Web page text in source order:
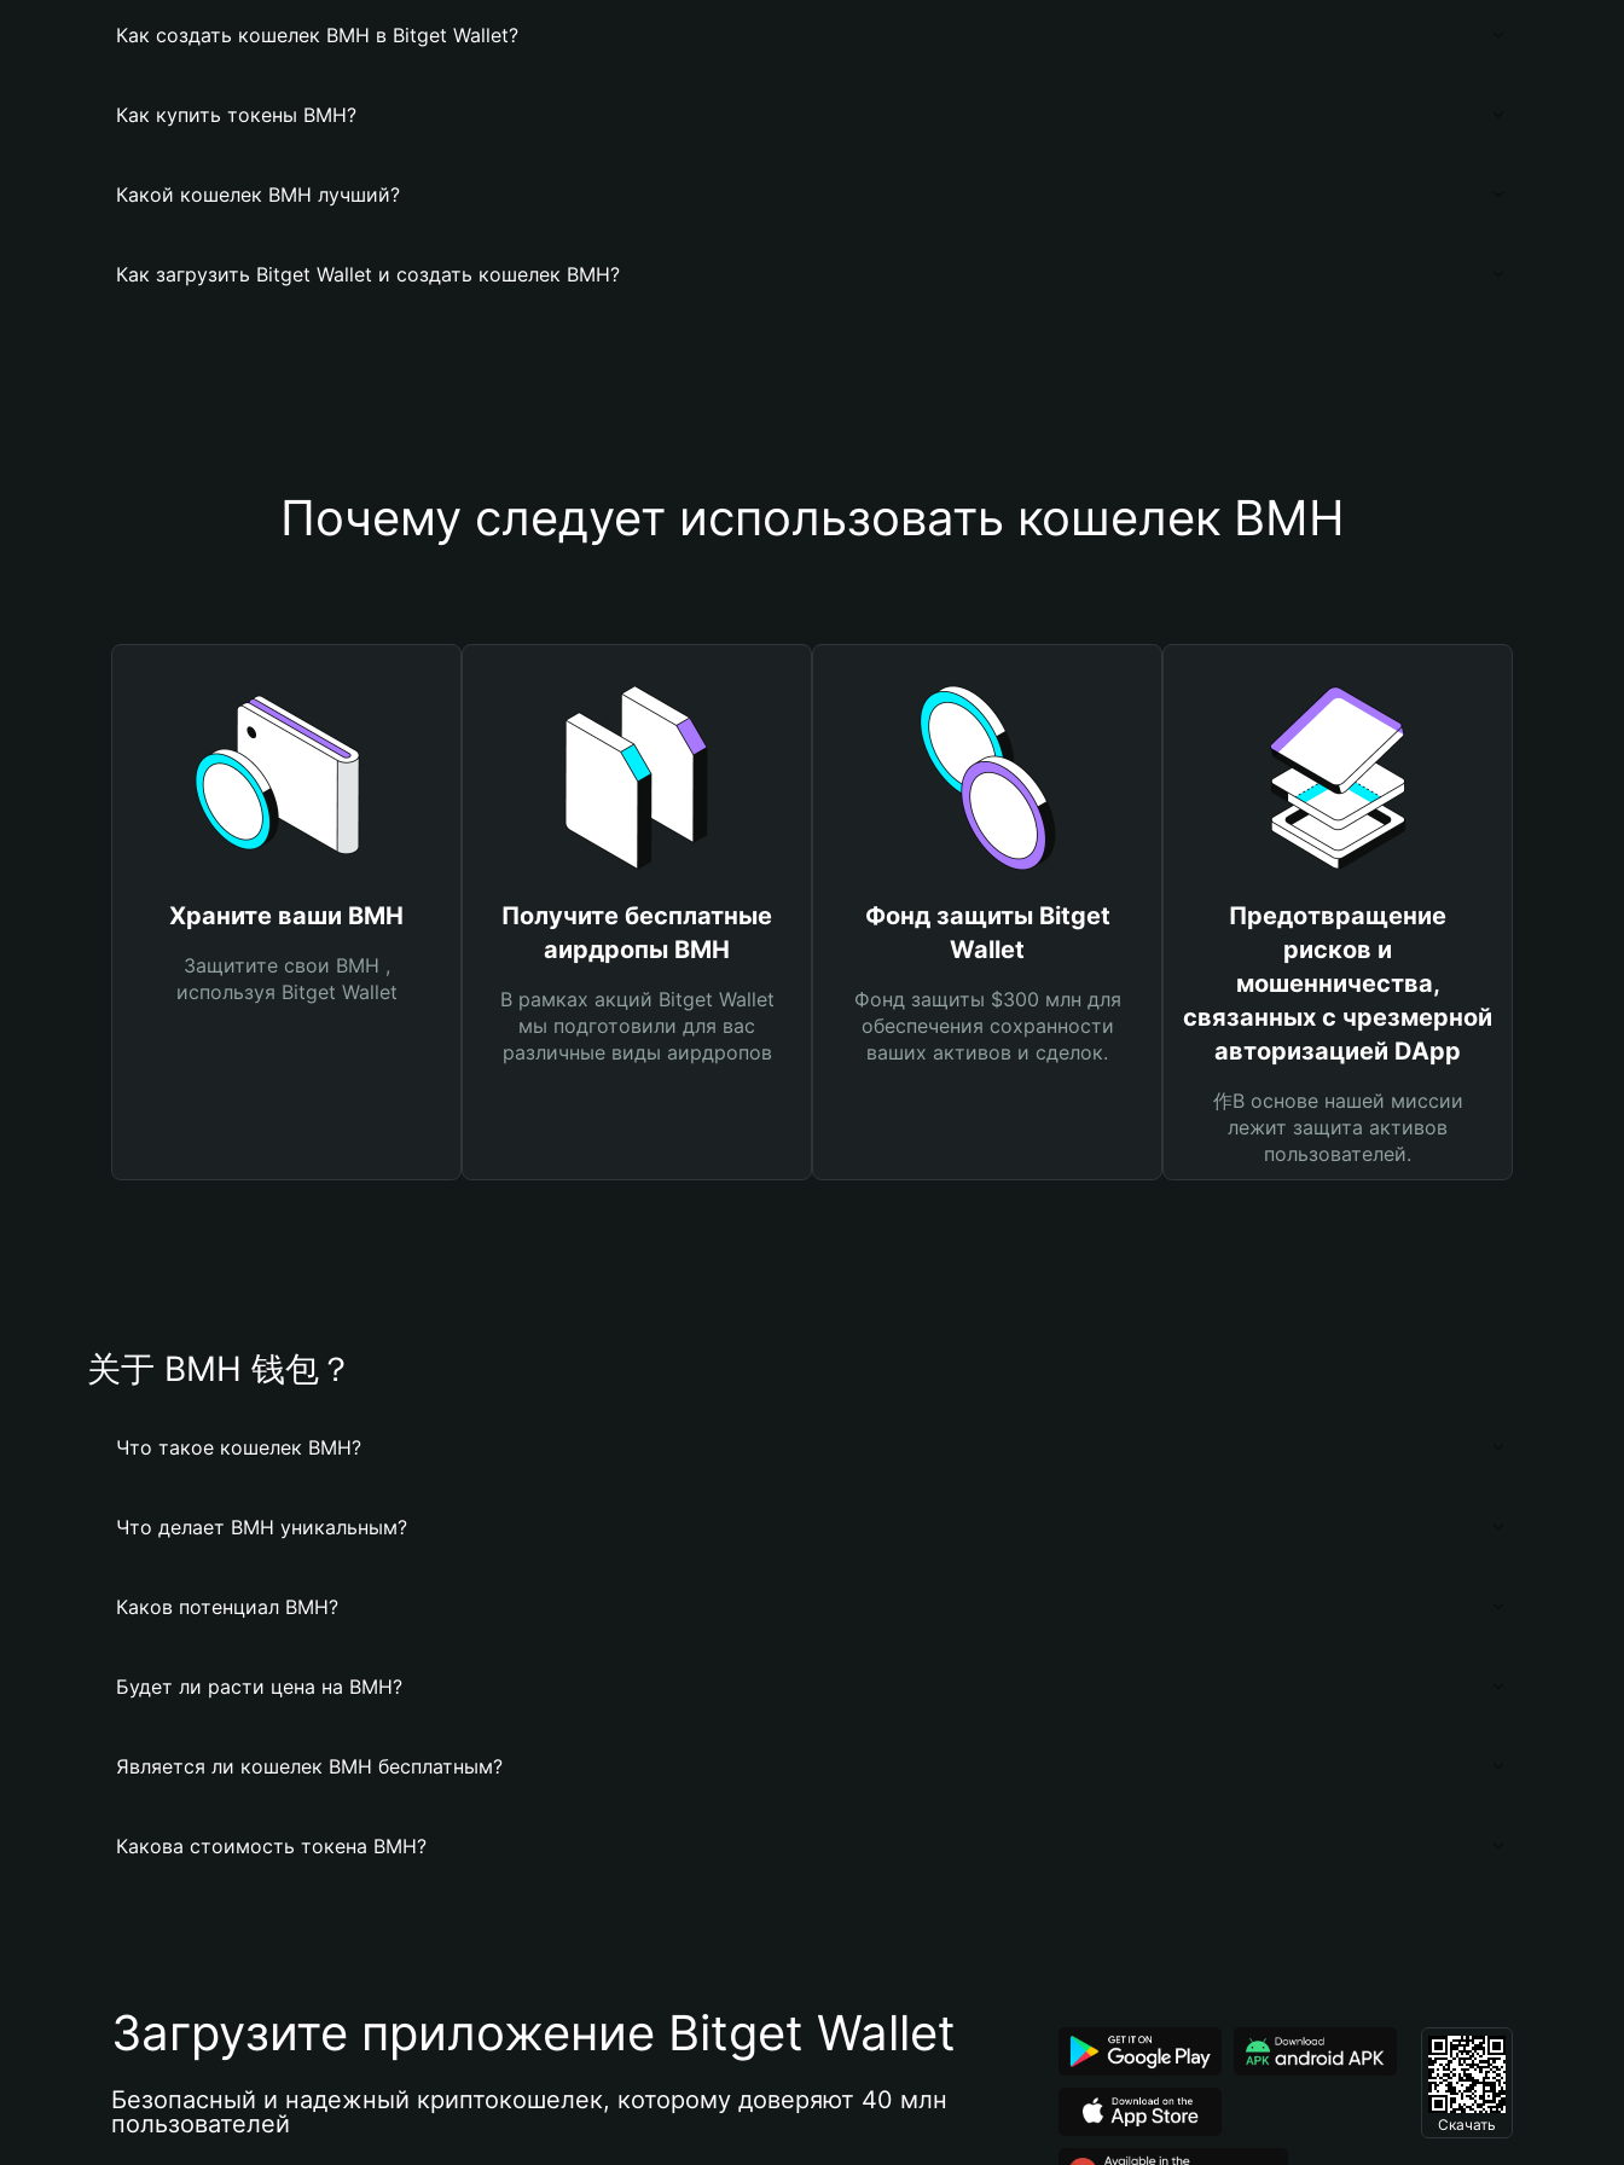
Как создать кошелек BMH в Bitget Wallet?
Как купить токены BMH?
Какой кошелек BMH лучший?
Как загрузить Bitget Wallet и создать кошелек BMH?
Почему следует использовать кошелек BMH
Храните ваши BMH
Защитите свои BMH ,
используя Bitget Wallet
Получите бесплатные
аирдропы BMH
В рамках акций Bitget Wallet
мы подготовили для вас
различные виды аирдропов
Фонд защиты Bitget
Wallet
Фонд защиты $300 млн для
обеспечения сохранности
ваших активов и сделок.
Предотвращение
рисков и
мошенничества,
связанных с чрезмерной
авторизацией DApp
作В основе нашей миссии
лежит защита активов
пользователей.
关于 BMH 钱包？
Что такое кошелек BMH?
Что делает BMH уникальным?
Каков потенциал BMH?
Будет ли расти цена на BMH?
Является ли кошелек BMH бесплатным?
Какова стоимость токена BMH?
Загрузите приложение Bitget Wallet
Безопасный и надежный криптокошелек, которому доверяют 40 млн
пользователей
Скачать